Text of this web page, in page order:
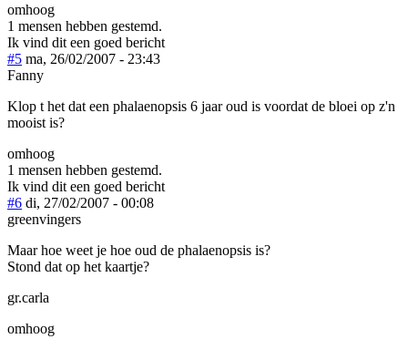
omhoog
1 mensen hebben gestemd.
Ik vind dit een goed bericht
#5 ma, 26/02/2007 - 23:43
Fanny
Klop t het dat een phalaenopsis 6 jaar oud is voordat de bloei op z'n
mooist is?
omhoog
1 mensen hebben gestemd.
Ik vind dit een goed bericht
#6 di, 27/02/2007 - 00:08
greenvingers
Maar hoe weet je hoe oud de phalaenopsis is?
Stond dat op het kaartje?
gr.carla
omhoog